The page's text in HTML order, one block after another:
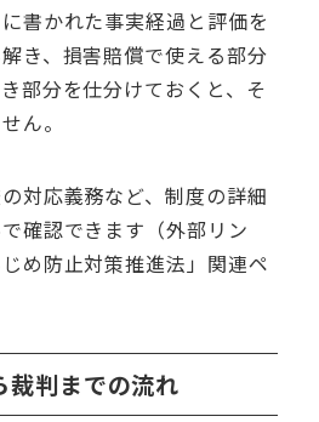
書かれた事実経過と評価を
き、損害賠償で使える部分
部分を仕分けておくと、そ
ん。
対応義務など、制度の詳細
確認できます（外部リン
め防止対策推進法」関連ペ
判までの流れ